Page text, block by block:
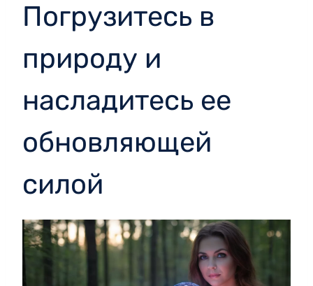
Погрузитесь в
природу и
насладитесь ее
обновляющей
силой